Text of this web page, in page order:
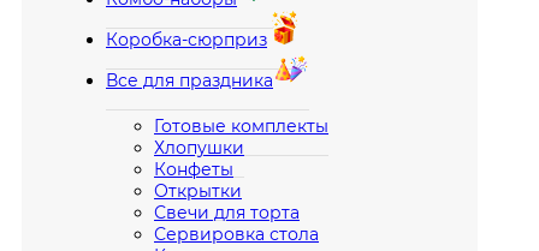
Коробка-сюрприз
Все для праздника
Готовые комплекты
Хлопушки
Конфеты
Открытки
Свечи для торта
Сервировка стола